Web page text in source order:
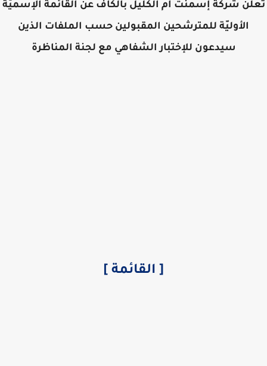
شركة إسمنت أم الكليل بالكاف عن القائمة الإسميّة
الأوليّة للمترشحين المقبولين حسب الملفات الذين
سيدعون للإختبار الشفاهي مع لجنة المناظرة
[ القائمة ]